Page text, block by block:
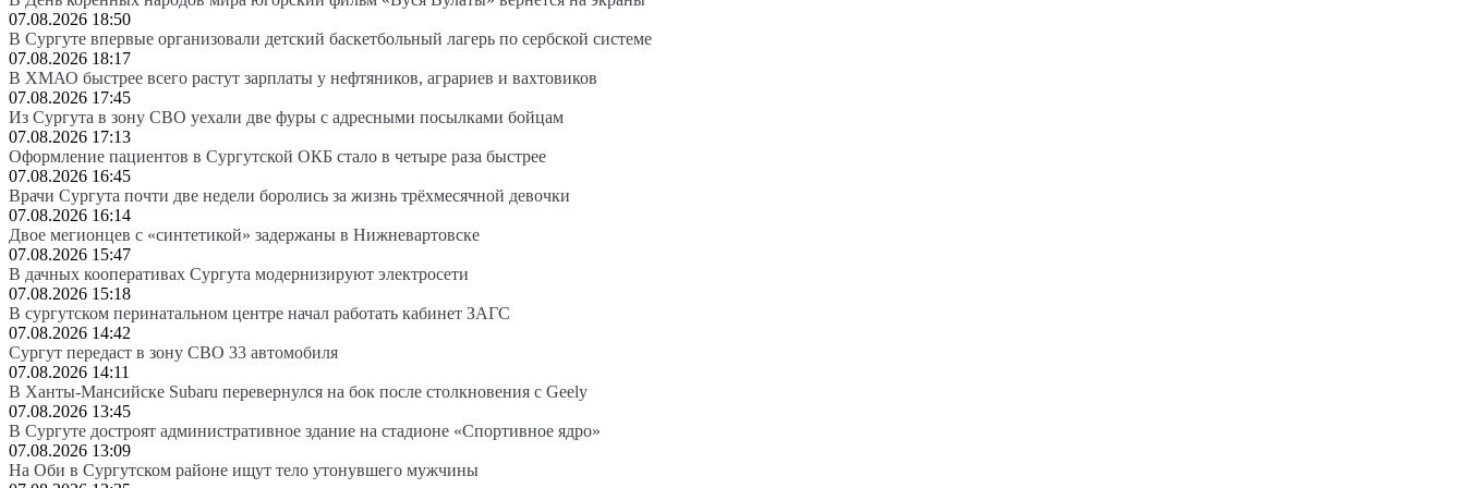
07.08.2026 18:50
В Сургуте впервые организовали детский баскетбольный лагерь по сербской системе
07.08.2026 18:17
В ХМАО быстрее всего растут зарплаты у нефтяников, аграриев и вахтовиков
07.08.2026 17:45
Из Сургута в зону СВО уехали две фуры с адресными посылками бойцам
07.08.2026 17:13
Оформление пациентов в Сургутской ОКБ стало в четыре раза быстрее
07.08.2026 16:45
Врачи Сургута почти две недели боролись за жизнь трёхмесячной девочки
07.08.2026 16:14
Двое мегионцев с «синтетикой» задержаны в Нижневартовске
07.08.2026 15:47
В дачных кооперативах Сургута модернизируют электросети
07.08.2026 15:18
В сургутском перинатальном центре начал работать кабинет ЗАГС
07.08.2026 14:42
Сургут передаст в зону СВО 33 автомобиля
07.08.2026 14:11
В Ханты-Мансийске Subaru перевернулся на бок после столкновения с Geely
07.08.2026 13:45
В Сургуте достроят административное здание на стадионе «Спортивное ядро»
07.08.2026 13:09
На Оби в Сургутском районе ищут тело утонувшего мужчины